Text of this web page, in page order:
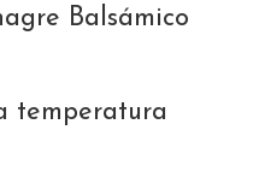
Balsámico
temperatura